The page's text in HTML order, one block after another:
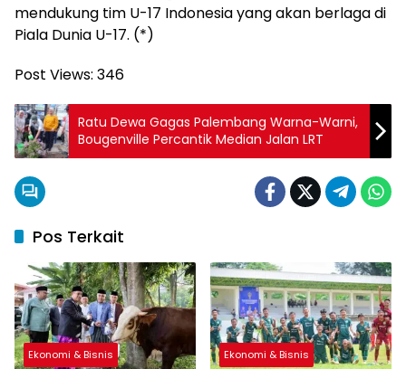
mendukung tim U-17 Indonesia yang akan berlaga di
Piala Dunia U-17. (*)
Post Views: 346
Ratu Dewa Gagas Palembang Warna-Warni,
Bougenville Percantik Median Jalan LRT
Pos Terkait
Ekonomi & Bisnis Ekonomi & Bisnis